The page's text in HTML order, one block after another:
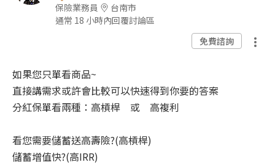
保險業務員
台南市
通常 18 小時內回覆討論區
免費諮詢
如果您只單看商品~
直接講需求或許會比較可以快速得到你要的答案
分紅保單看兩種：高槓桿 或 高複利
看您需要儲蓄送高壽險?(高槓桿)
儲蓄增值快?(高IRR)